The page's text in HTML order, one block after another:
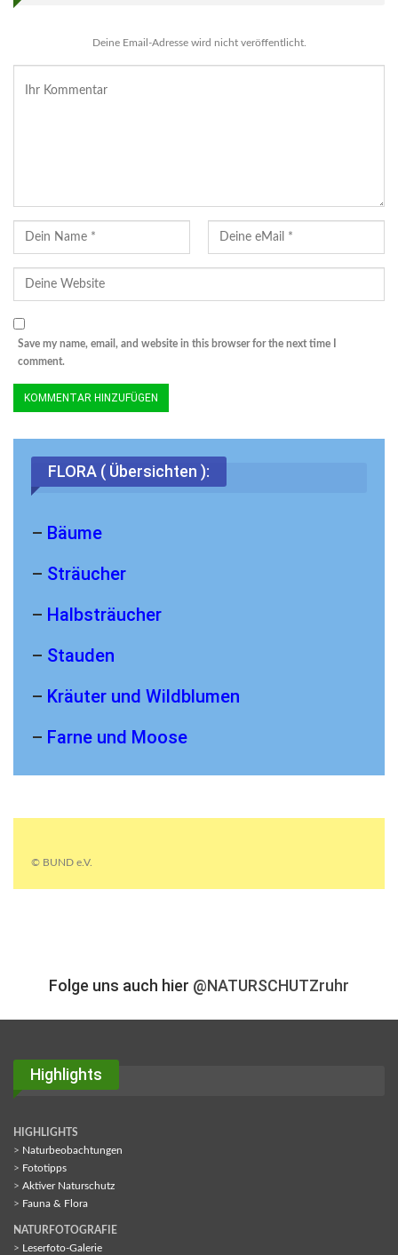
Deine Email-Adresse wird nicht veröffentlicht.
Save my name, email, and website in this browser for the next time I
comment.
FLORA ( Übersichten ):
– Bäume
– Sträucher
– Halbsträucher
– Stauden
– Kräuter und Wildblumen
– Farne und Moose
© BUND e.V.
Folge uns auch hier @NATURSCHUTZruhr
Highlights
HIGHLIGHTS
> Naturbeobachtungen
> Fototipps
> Aktiver Naturschutz
> Fauna & Flora
NATURFOTOGRAFIE
>
Leserfoto-Galerie